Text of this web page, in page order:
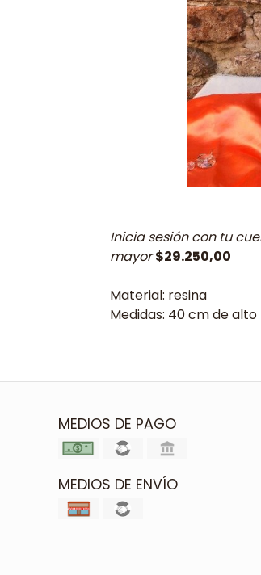
Inicia sesión con tu
mayor$29.250,00
Material: resina
Medidas: 40 cm de alto
MEDIOS DE PAGO
MEDIOS DE ENVÍO